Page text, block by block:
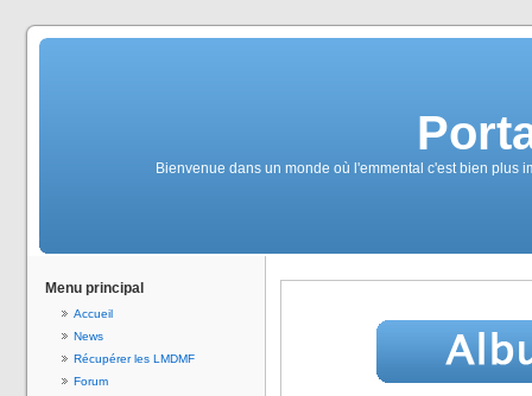
Bienvenue dans un monde où l'emmental c'est bien plus
Menu principal
Accueil
News
Récupérer les LMDMF
Forum